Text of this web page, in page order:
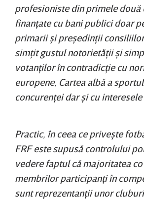
profesioniste din primele două
finanţate cu bani publici doar
primarii şi preşedinţii
simţit gustul notorietăţii şi
votanţilor în contradicţie cu
europene, Cartea albă a
concurenţei dar şi cu
Practic, în ceea ce priveşte
FRF este supusă controlului
vedere faptul că majoritatea
membrilor participanţi în
sunt reprezentanţii unor